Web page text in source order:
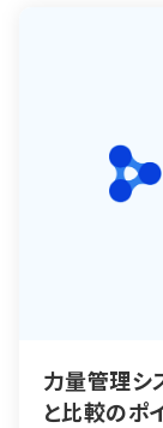
力量管理シ
と比較のポ